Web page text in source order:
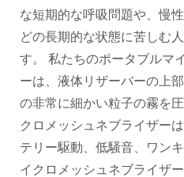
な短期的な呼吸問題や、慢
どの長期的な状態に苦しむ
す。 私たちのポータブルマ
ーは、液体リザーバーの上
の非常に細かい粒子の霧を
クロメッシュネブライザー
テリー駆動、低騒音、ワン
イクロメッシュネブライザ